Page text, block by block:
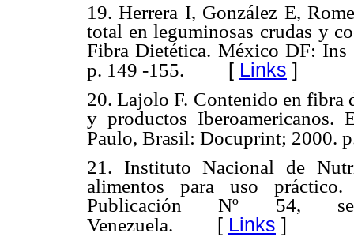
19. Herrera I, González E,
total en leguminosas crudas y
Fibra Dietética. México DF:
p. 149 -155. [ Links ]
20. Lajolo F. Contenido en fibra
y productos Iberoamericanos.
Paulo, Brasil: Docuprint; 2000.
21. Instituto Nacional de
alimentos para uso
Publicación Nº 54,
Venezuela. [ Links ]